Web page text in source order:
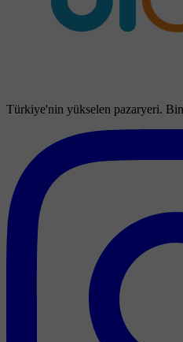
Türkiye'nin yükselen pazaryeri.